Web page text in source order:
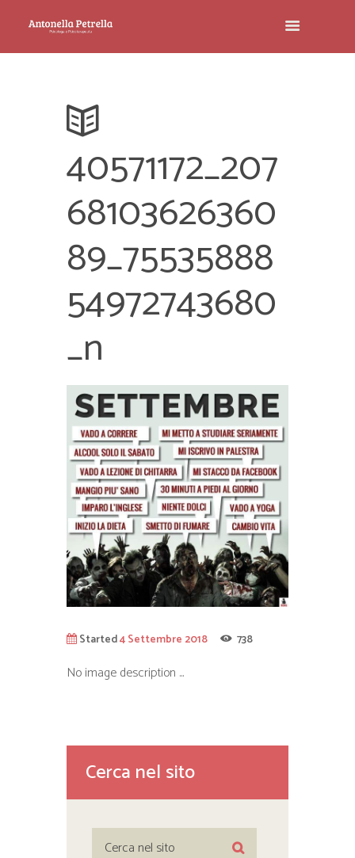
40571172_207
68103626360
89_75535888
54972743680
_n
Started4 Settembre 2018 738
No image description ...
Cerca nel sito